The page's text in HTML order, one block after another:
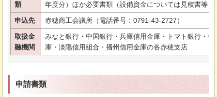
類
年度分）ほか必要書類（設備資金については見積書等）
申込先 赤穂商工会議所（電話番号：0791-43-2727）
取扱金
融機関
みなと銀行・中国銀行・兵庫信用金庫・トマト銀行・
庫・淡陽信用組合・播州信用金庫の各赤穂支店
申請書類